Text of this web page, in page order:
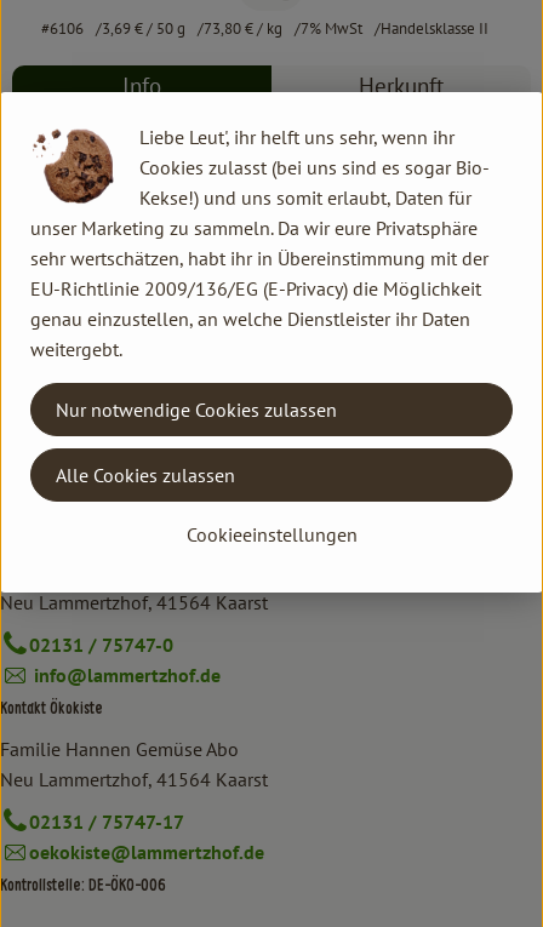
#6106 3,69 €/ 50 g 73,80 €/ kg 7% MwSt Handelsklasse II
Info Herkunft
Info
Produktinformationen
Herkunft
Deutschland
Neu Lammertzhof, 41564 Kaarst
02131 / 75747-0
info@lammertzhof.de
Kontakt Ökokiste
Familie Hannen Gemüse Abo
Neu Lammertzhof, 41564 Kaarst
02131 / 75747-17
oekokiste@lammertzhof.de
Kontrollstelle: DE-ÖKO-006
Liebe Leut', ihr helft uns sehr, wenn ihr
Cookies zulasst (bei uns sind es sogar Bio-
Kekse!) und uns somit erlaubt, Daten für
unser Marketing zu sammeln. Da wir eure Privatsphäre
sehr wertschätzen, habt ihr in Übereinstimmung mit der
EU-Richtlinie 2009/136/EG (E-Privacy) die Möglichkeit
genau einzustellen, an welche Dienstleister ihr Daten
weitergebt.
Cookieeinstellungen
Nur notwendige Cookies zulassen
Alle Cookies zulassen